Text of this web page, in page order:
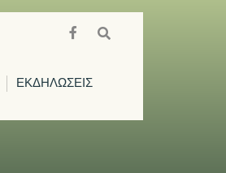
ΕΚΔΗΛΩΣΕΙΣ